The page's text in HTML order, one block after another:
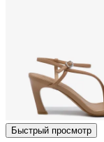
Быстрый просмотр